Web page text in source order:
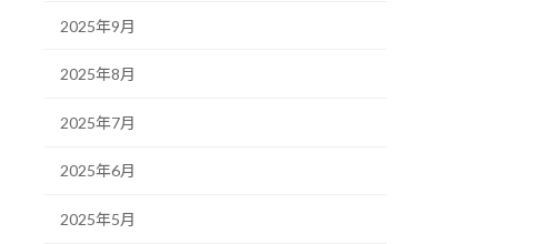
2025年9月
2025年8月
2025年7月
2025年6月
2025年5月